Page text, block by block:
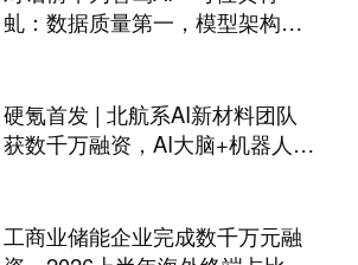
虬：数据质量第一，模型架构第
硬氪首发 | 北航系AI新材料团队
获数千万融资，AI大脑+机器人自
工商业储能企业完成数千万元融